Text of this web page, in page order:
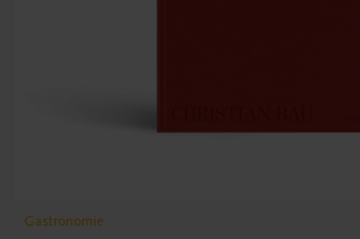
Gastronomie